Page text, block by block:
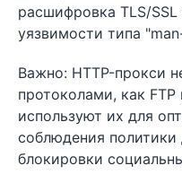
расшифровка TLS/
уязвимости типа
Важно: HTTP-прокси
протоколами, как
используют их для
соблюдения
блокировки